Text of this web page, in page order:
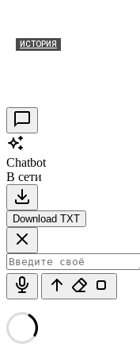
ИСТОРИЯ
Chatbot
В сети
Download TXT